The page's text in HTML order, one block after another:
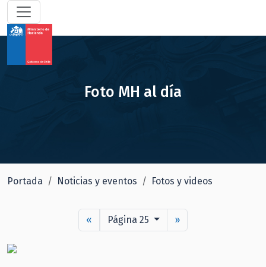
Foto MH al día
Portada Noticias y eventos Fotos y videos
« Página 25 »